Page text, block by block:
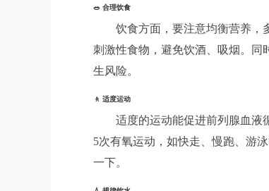
🥗 合理饮食
饮食方面，要注意均衡营养，
刺激性食物，避免饮酒、吸烟。同
生风险。
🚶 适度运动
适度的运动能促进前列腺血液
5次有氧运动，如快走、慢跑、游
一下。